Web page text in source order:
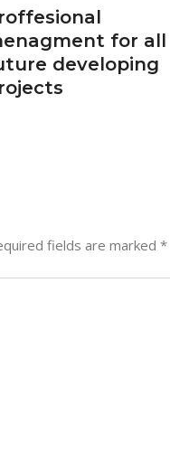
for all
developing
fields are marked *